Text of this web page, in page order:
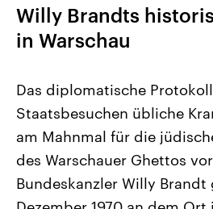
Landtagswahl Sachsen-Anhalt
2026
Alle Informationen
Sachsen-Anhalt wählt am 6.
September 2026 einen neuen
Landtag. Seit 2021 wird das
Bundesland von einer Koalition aus
Willy Brandts
in Warschau
Das diplomatische
Staatsbesuchen übliche
am Mahnmal für die
des Warschauer Ghettos
Bundeskanzler Willy Brandt